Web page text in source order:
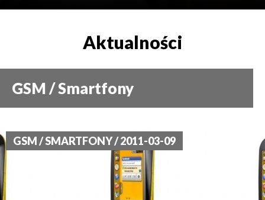
Aktualności
GSM / Smartfony
GSM / SMARTFONY / 2011-03-09